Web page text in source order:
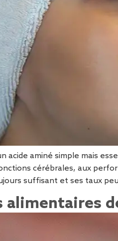
acide aminé simple mais
cérébrales, aux
suffisant et ses taux
alimentaires